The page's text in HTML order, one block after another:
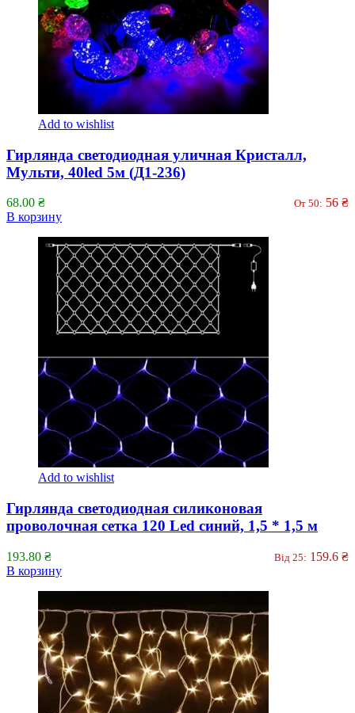
Add to wishlist
Гирлянда светодиодная уличная Кристалл,
Мульти, 40led 5м (Д1-236)
68.00 ₴ От 50: 56 ₴
В корзину
Add to wishlist
Гирлянда светодиодная силиконовая
проволочная сетка 120 Led синий, 1,5 * 1,5 м
193.80 ₴ Від 25: 159.6 ₴
В корзину